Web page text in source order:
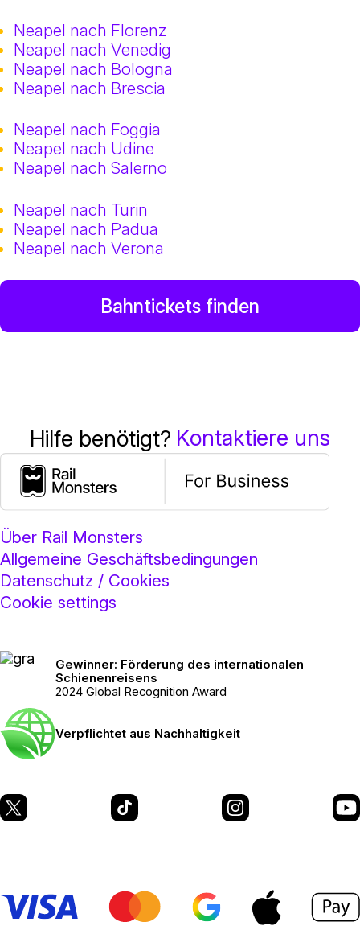
Neapel nach Florenz
Neapel nach Venedig
Neapel nach Bologna
Neapel nach Brescia
Neapel nach Foggia
Neapel nach Udine
Neapel nach Salerno
Neapel nach Turin
Neapel nach Padua
Neapel nach Verona
Bahntickets finden
Hilfe benötigt? Kontaktiere uns
Über Rail Monsters
Allgemeine Geschäftsbedingungen
Datenschutz / Cookies
Cookie settings
Gewinner: Förderung des internationalen
Schienenreisens
2024 Global Recognition Award
Verpflichtet aus Nachhaltigkeit